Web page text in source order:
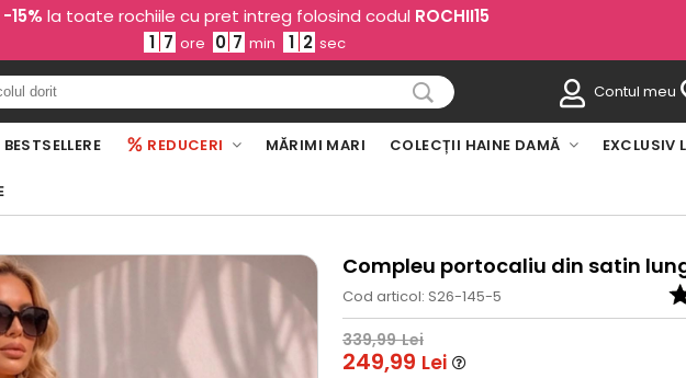
-15% la toate rochiile cu pret intreg folosind codul ROCHII15
1 7 ore 0 7 min 1 1 sec
Contul meu
BESTSELLERE REDUCERI MĂRIMI MARI COLECȚII HAINE DAMĂ EXCLUSIV
Compleu portocaliu din satin
Cod articol: S26-145-5
339,99 Lei
249,99 Lei